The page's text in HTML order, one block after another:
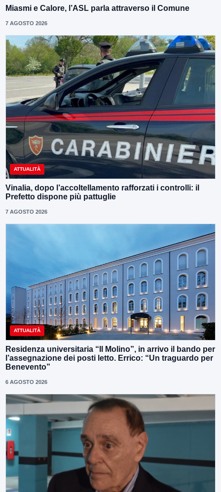
Miasmi e Calore, l’ASL parla attraverso il Comune
7 AGOSTO 2026
ATTUALITÀ
Vinalia, dopo l’accoltellamento rafforzati i controlli: il
Prefetto dispone più pattuglie
7 AGOSTO 2026
ATTUALITÀ
Residenza universitaria “Il Molino”, in arrivo il bando per
l’assegnazione dei posti letto. Errico: “Un traguardo per
Benevento”
6 AGOSTO 2026